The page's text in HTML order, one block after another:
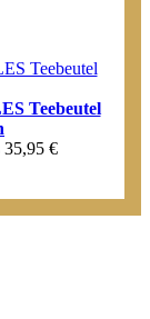
Teebeutel
35,95 €